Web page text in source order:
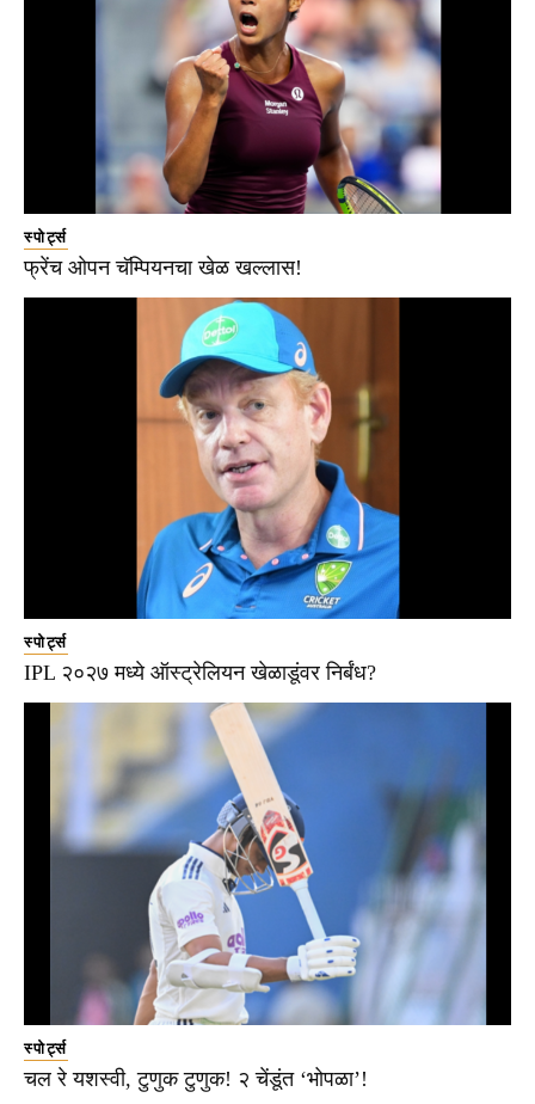
स्पोर्ट्स
फ्रेंच ओपन चॅम्पियनचा खेळ खल्लास!
स्पोर्ट्स
IPL २०२७ मध्ये ऑस्ट्रेलियन खेळाडूंवर निर्बंध?
स्पोर्ट्स
चल रे यशस्वी, टुणुक टुणुक! २ चेंडूंत ‘भोपळा’!